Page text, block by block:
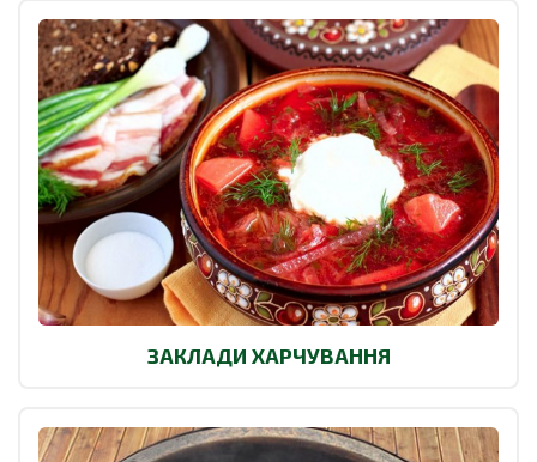
ЗАКЛАДИ ХАРЧУВАННЯ